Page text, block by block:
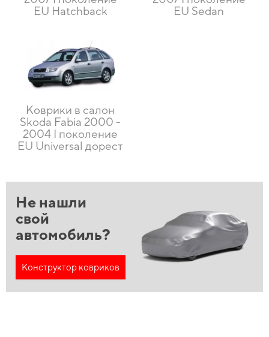
EU Hatchback
EU Sedan
Коврики в салон
Skoda Fabia 2000 -
2004 I поколение
EU Universal дорест
Не нашли
свой
автомобиль?
Конструктор ковриков